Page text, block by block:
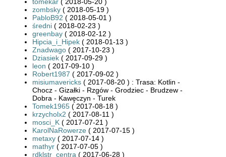
zombsky ( 2018-05-19 )
PabloB92 ( 2018-05-01 )
średni ( 2018-02-23 )
greenbay ( 2018-02-12 )
Hipcia_i_Hipek ( 2018-01-13 )
Znadwago ( 2017-10-23 )
Dziasiek ( 2017-09-29 )
leon ( 2017-09-10 )
Robert1987 ( 2017-09-02 )
misiumavericks ( 2017-08-20 ) : Trasa: Kotlin -
Chocz - Gizałki - Rzgów - Grodziec - Brudzew -
Dobra - Kawęczyn - Turek
Tomek1965 ( 2017-08-18 )
krzycholx2 ( 2017-08-11 )
mosci_K ( 2017-07-21 )
KarolNaRowerze ( 2017-07-15 )
metaxy ( 2017-07-14 )
mathyr ( 2017-07-05 )
rdklstr_centra ( 2017-06-28 )